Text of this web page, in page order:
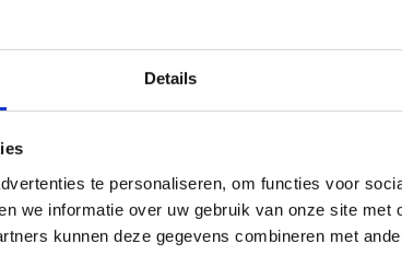
Details
te personaliseren, om functies voor
we informatie over uw gebruik van onze site met
kunnen deze gegevens combineren met
je een sportklas?
bij ons. Klik hieronder op "Hoe vraag ik
periode en beschikbaarheid verder te